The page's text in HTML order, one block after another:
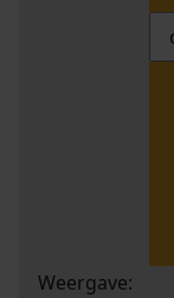
Weergave: